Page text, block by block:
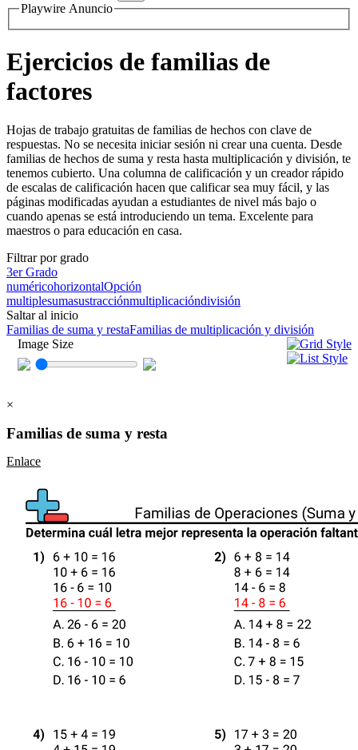
Playwire Anuncio
Ejercicios de familias de
factores
Hojas de trabajo gratuitas de familias de hechos con clave de
respuestas. No se necesita iniciar sesión ni crear una cuenta. Desde
familias de hechos de suma y resta hasta multiplicación y división, te
tenemos cubierto. Una columna de calificación y un creador rápido
de escalas de calificación hacen que calificar sea muy fácil, y las
páginas modificadas ayudan a estudiantes de nivel más bajo o
cuando apenas se está introduciendo un tema. Excelente para
maestros o para educación en casa.
Filtrar por grado
3er Grado
numéricohorizontalOpción
multiplesumasustracciónmultiplicacióndivisión
Saltar al inicio
Familias de suma y restaFamilias de multiplicación y división
Image Size
×
Familias de suma y resta
Enlace